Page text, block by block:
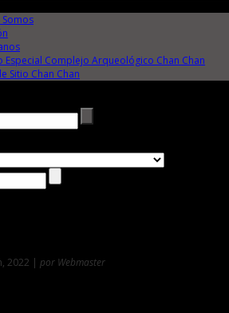
Somos
Especial Complejo Arqueológico Chan Chan
Sitio Chan Chan
2022 | por Webmaster